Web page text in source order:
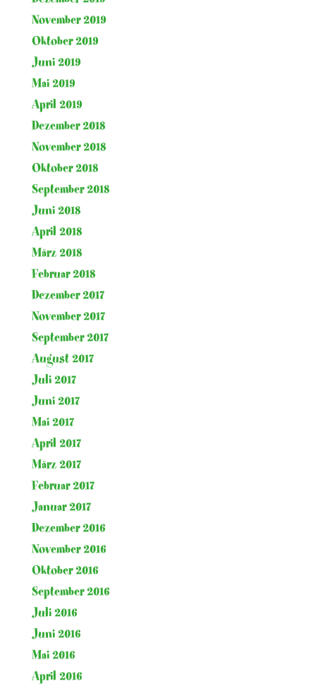
November 2019
Oktober 2019
Juni 2019
Mai 2019
April 2019
Dezember 2018
November 2018
Oktober 2018
September 2018
Juni 2018
April 2018
März 2018
Februar 2018
Dezember 2017
November 2017
September 2017
August 2017
Juli 2017
Juni 2017
Mai 2017
April 2017
März 2017
Februar 2017
Januar 2017
Dezember 2016
November 2016
Oktober 2016
September 2016
Juli 2016
Juni 2016
Mai 2016
April 2016